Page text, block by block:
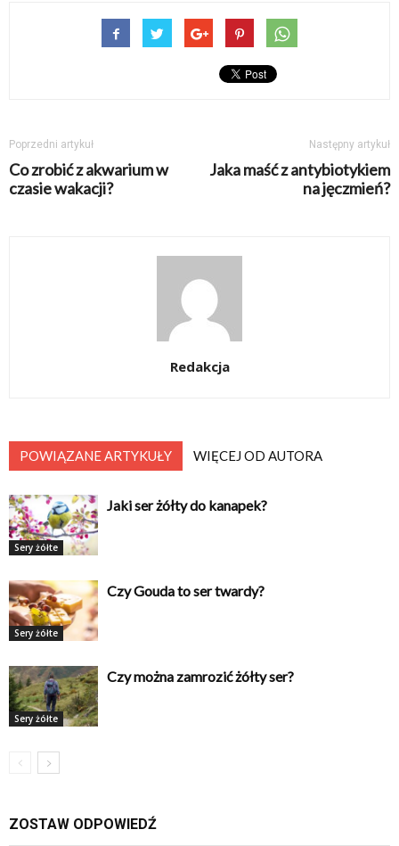
Poprzedni artykuł
Co zrobić z akwarium w
czasie wakacji?
Następny artykuł
Jaka maść z antybiotykiem
na jęczmień?
Redakcja
POWIĄZANE ARTYKUŁY WIĘCEJ OD AUTORA
Sery żółte
Jaki ser żółty do kanapek?
Sery żółte
Czy Gouda to ser twardy?
Sery żółte
Czy można zamrozić żółty ser?
ZOSTAW ODPOWIEDŹ